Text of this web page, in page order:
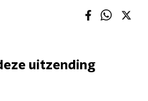
uitzending